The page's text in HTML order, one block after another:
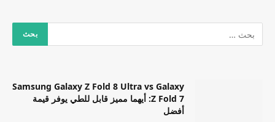
Samsung Galaxy Z Fold 8 Ultra vs Galaxy
Z Fold 7: أيهما مميز قابل للطي يوفر قيمة
أفضل